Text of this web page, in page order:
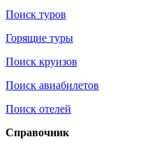
Поиск туров
Горящие туры
Поиск круизов
Поиск авиабилетов
Поиск отелей
Справочник